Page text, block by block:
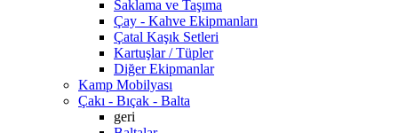
Saklama ve Taşıma
Çay - Kahve Ekipmanları
Çatal Kaşık Setleri
Kartuşlar / Tüpler
Diğer Ekipmanlar
Kamp Mobilyası
Çakı - Bıçak - Balta
geri